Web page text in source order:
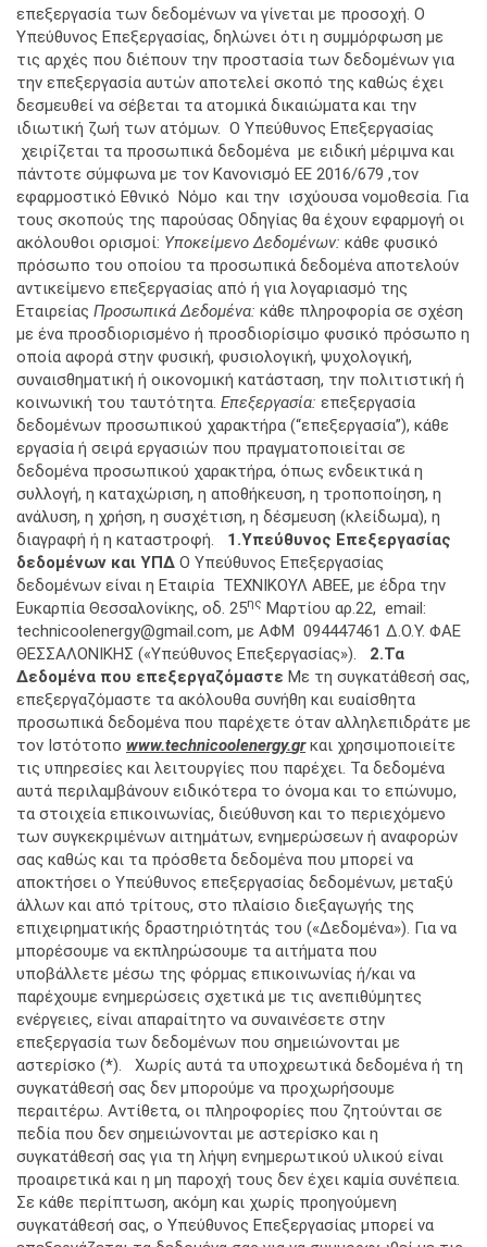
επεξεργασία των δεδομένων να γίνεται με προσοχή. Ο
Υπεύθυνος Επεξεργασίας, δηλώνει ότι η συμμόρφωση με
τις αρχές που διέπουν την προστασία των δεδομένων για
την επεξεργασία αυτών αποτελεί σκοπό της καθώς έχει
δεσμευθεί να σέβεται τα ατομικά δικαιώματα και την
ιδιωτική ζωή των ατόμων. Ο Υπεύθυνος Επεξεργασίας
χειρίζεται τα προσωπικά δεδομένα με ειδική μέριμνα και
πάντοτε σύμφωνα με τον Κανονισμό ΕΕ 2016/679 ,τον
εφαρμοστικό Εθνικό Νόμο και την ισχύουσα νομοθεσία. Για
τους σκοπούς της παρούσας Οδηγίας θα έχουν εφαρμογή οι
ακόλουθοι ορισμοί: Υποκείμενο Δεδομένων: κάθε φυσικό
πρόσωπο του οποίου τα προσωπικά δεδομένα αποτελούν
αντικείμενο επεξεργασίας από ή για λογαριασμό της
Εταιρείας Προσωπικά Δεδομένα: κάθε πληροφορία σε σχέση
με ένα προσδιορισμένο ή προσδιορίσιμο φυσικό πρόσωπο η
οποία αφορά στην φυσική, φυσιολογική, ψυχολογική,
συναισθηματική ή οικονομική κατάσταση, την πολιτιστική ή
κοινωνική του ταυτότητα. Επεξεργασία: επεξεργασία
δεδομένων προσωπικού χαρακτήρα (“επεξεργασία”), κάθε
εργασία ή σειρά εργασιών που πραγματοποιείται σε
δεδομένα προσωπικού χαρακτήρα, όπως ενδεικτικά η
συλλογή, η καταχώριση, η αποθήκευση, η τροποποίηση, η
ανάλυση, η χρήση, η συσχέτιση, η δέσμευση (κλείδωμα), η
διαγραφή ή η καταστροφή. 1.Υπεύθυνος Επεξεργασίας
δεδομένων και ΥΠΔ Ο Υπεύθυνος Επεξεργασίας
δεδομένων είναι η Εταιρία ΤΕΧΝΙΚΟΥΛ ΑΒΕΕ, με έδρα την
Ευκαρπία Θεσσαλονίκης, οδ. 25ης Μαρτίου αρ.22, email:
technicoolenergy@gmail.com, με ΑΦΜ 094447461 Δ.Ο.Υ. ΦΑΕ
ΘΕΣΣΑΛOΝΙΚΗΣ («Υπεύθυνος Επεξεργασίας»).
2.Τα
Δεδομένα που επεξεργαζόμαστε Με τη συγκατάθεσή σας,
επεξεργαζόμαστε τα ακόλουθα συνήθη και ευαίσθητα
προσωπικά δεδομένα που παρέχετε όταν αλληλεπιδράτε με
τον Ιστότοπο www.technicoolenergy.grκαι χρησιμοποιείτε
τις υπηρεσίες και λειτουργίες που παρέχει. Τα δεδομένα
αυτά περιλαμβάνουν ειδικότερα το όνομα και το επώνυμο,
τα στοιχεία επικοινωνίας, διεύθυνση και το περιεχόμενο
των συγκεκριμένων αιτημάτων, ενημερώσεων ή αναφορών
σας καθώς και τα πρόσθετα δεδομένα που μπορεί να
αποκτήσει ο Υπεύθυνος επεξεργασίας δεδομένων, μεταξύ
άλλων και από τρίτους, στο πλαίσιο διεξαγωγής της
επιχειρηματικής δραστηριότητάς του («Δεδομένα»). Για να
μπορέσουμε να εκπληρώσουμε τα αιτήματα που
υποβάλλετε μέσω της φόρμας επικοινωνίας ή/και να
παρέχουμε ενημερώσεις σχετικά με τις ανεπιθύμητες
ενέργειες, είναι απαραίτητο να συναινέσετε στην
επεξεργασία των δεδομένων που σημειώνονται με
αστερίσκο (*). Χωρίς αυτά τα υποχρεωτικά δεδομένα ή τη
συγκατάθεσή σας δεν μπορούμε να προχωρήσουμε
περαιτέρω. Αντίθετα, οι πληροφορίες που ζητούνται σε
πεδία που δεν σημειώνονται με αστερίσκο και η
συγκατάθεσή σας για τη λήψη ενημερωτικού υλικού είναι
προαιρετικά και η μη παροχή τους δεν έχει καμία συνέπεια.
Σε κάθε περίπτωση, ακόμη και χωρίς προηγούμενη
συγκατάθεσή σας, ο Υπεύθυνος Επεξεργασίας μπορεί να